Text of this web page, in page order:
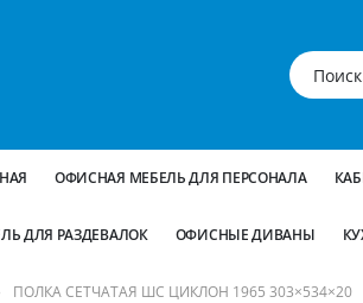
ОФИСНАЯ МЕБЕЛЬ ДЛЯ ПЕРСОНАЛА
ДЛЯ РАЗДЕВАЛОК ОФИСНЫЕ ДИВАНЫ
ПОЛКА СЕТЧАТАЯ ШС ЦИКЛОН 1965 303×534×20